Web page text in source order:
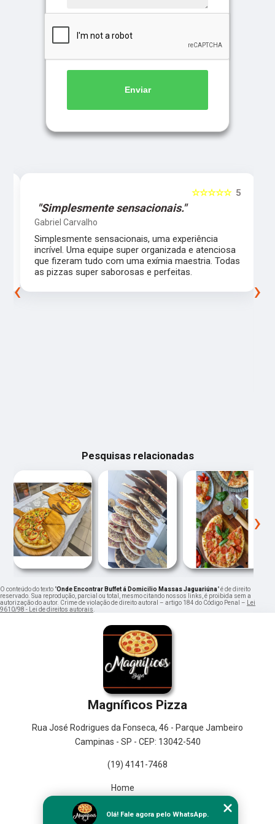
Enviar
5
☆☆☆☆☆
"Simplesmente sensacionais."
Gabriel Carvalho
Simplesmente sensacionais, uma experiência
incrível. Uma equipe super organizada e atenciosa
que fizeram tudo com uma exímia maestria. Todas
as pizzas super saborosas e perfeitas.
‹ ›
Pesquisas relacionadas
‹ ›
O conteúdo do texto "Onde Encontrar Buffet á Domicilio Massas Jaguariúna" é de direito
reservado. Sua reprodução, parcial ou total, mesmo citando nossos links, é proibida sem a
autorização do autor. Crime de violação de direito autoral – artigo 184 do Código Penal –
Lei
9610/98 - Lei de direitos autorais
Magníficos Pizza
Rua José Rodrigues da Fonseca, 46 - Parque Jambeiro
Campinas - SP - CEP: 13042-540
(19) 4141-7468
Home
Missão
Olá! Fale agora pelo WhatsApp.